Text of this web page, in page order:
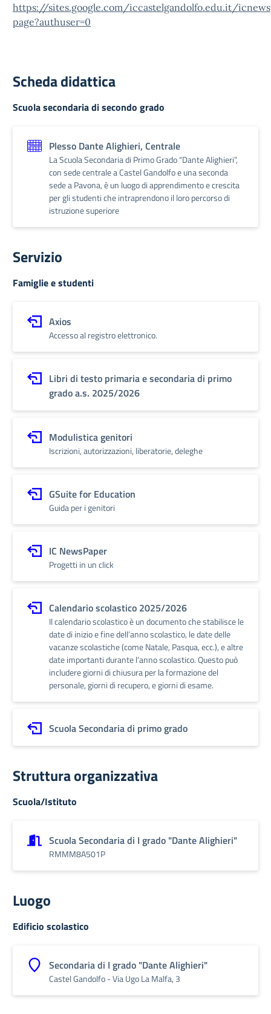
https://sites.google.com/iccastelgandolfo.edu.it/
page?authuser=0
Scheda didattica
Scuola secondaria di secondo grado
Plesso Dante Alighieri, Centrale
La Scuola Secondaria di Primo Grado “Dante Alighieri”,
con sede centrale a Castel Gandolfo e una seconda
sede a Pavona, è un luogo di apprendimento e crescita
per gli studenti che intraprendono il loro percorso di
istruzione superiore
Servizio
Famiglie e studenti
Axios
Accesso al registro elettronico.
Libri di testo primaria e secondaria di primo
grado a.s. 2025/2026
Modulistica genitori
Iscrizioni, autorizzazioni, liberatorie, deleghe
GSuite for Education
Guida per i genitori
IC NewsPaper
Progetti in un click
Calendario scolastico 2025/2026
Il calendario scolastico è un documento che stabilisce le
date di inizio e fine dell’anno scolastico, le date delle
vacanze scolastiche (come Natale, Pasqua, ecc.), e altre
date importanti durante l’anno scolastico. Questo può
includere giorni di chiusura per la formazione del
personale, giorni di recupero, e giorni di esame.
Scuola Secondaria di primo grado
Struttura organizzativa
Scuola/Istituto
Scuola Secondaria di I grado "Dante Alighieri"
RMMM8A501P
Luogo
Edificio scolastico
Secondaria di I grado "Dante Alighieri"
Castel Gandolfo -​ Via Ugo La Malfa, 3